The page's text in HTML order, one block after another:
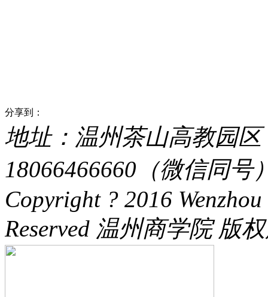
分享到：
地址：温州茶山高教园区
18066466660（微信同号
Copyright ? 2016
Reserved 温州商学院 版